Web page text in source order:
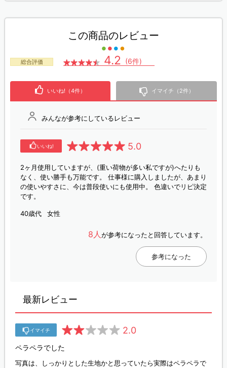
この商品のレビュー
総合評価 4.2 (6件)
いいね!（4件） イマイチ（2件）
みんなが参考にしているレビュー
いいね! 5.0
2ヶ月使用していますが、(重い荷物が多い私ですが)へたりも
なく、使い勝手も万能です。 仕事様に購入しましたが、あまり
の使いやすさに、今は普段使いにも使用中。 色違いでリピ決定
です。
40歳代 女性
8人が参考になったと回答しています。
参考になった
最新レビュー
イマイチ 2.0
ペラペラでした
写真は、しっかりとした生地かと思っていたら実際はペラペラで